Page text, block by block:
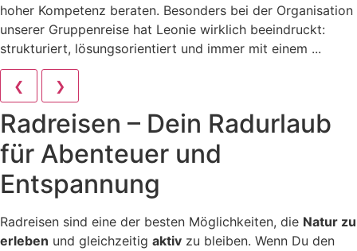
hoher Kompetenz beraten. Besonders bei der Organisation
unserer Gruppenreise hat Leonie wirklich beeindruckt:
strukturiert, lösungsorientiert und immer mit einem ...
❮ ❯
Radreisen – Dein Radurlaub
für Abenteuer und
Entspannung
Radreisen sind eine der besten Möglichkeiten, die Natur zu
erleben und gleichzeitig aktiv zu bleiben. Wenn Du den